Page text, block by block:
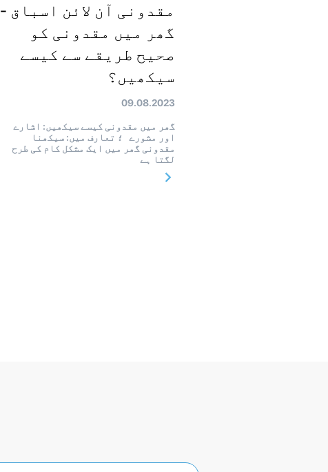
مقدونی آن لائن اسباق -
گھر میں مقدونی کو
صحیح طریقے سے کیسے
سیکھیں؟
09.08.2023
گھر میں مقدونی کیسے سیکھیں: اشارے
اور مشورے ؛ تعارف میں: سیکھنا
مقدونی گھر میں ایک مشکل کام کی طرح
لگتا ہے